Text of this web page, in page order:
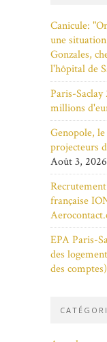
Canicule:
une
Gonzales,
l'hôpital de
Paris-
millions
Genopole,
projecteurs
Août 3, 2026
française
EPA Paris-
des
des